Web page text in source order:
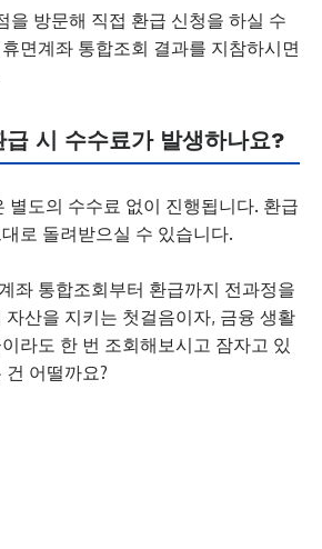
을 방문해 직접 환급 신청을 하실 수
면계좌 통합조회 결과를 지참하시면
시 수수료가 발생하나요?
별도의 수수료 없이 진행됩니다. 환급
로 돌려받으실 수 있습니다.
좌 통합조회부터 환급까지 전과정을
자산을 지키는 첫걸음이자, 금융 생활
라도 한 번 조회해보시고 잠자고 있
건 어떨까요?